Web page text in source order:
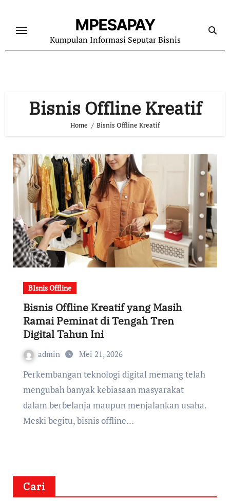
content
MPESAPAY
Kumpulan Informasi Seputar Bisnis
Bisnis Offline Kreatif
Home Bisnis Offline Kreatif
BIsnis Offline
Bisnis Offline Kreatif yang Masih
Ramai Peminat di Tengah Tren
Digital Tahun Ini
admin Mei 21, 2026
Perkembangan teknologi digital memang telah
mengubah banyak kebiasaan masyarakat
dalam berbelanja maupun menjalankan usaha.
Meski begitu, bisnis offline…
Cari